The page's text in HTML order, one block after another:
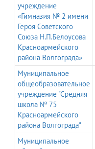
учреждение
«Гимназия № 2 имени
Героя Советского
Союза Н.П.Белоусова
Красноармейского
района Волгограда»
Муниципальное
общеобразовательное
учреждение "Средняя
школа № 75
Красноармейского
района Волгограда"
Муниципальное